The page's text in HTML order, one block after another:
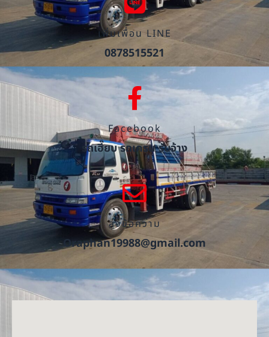
เพิ่มเพื่อน LINE
0878515521
Facebook
รถเฮี๊ยบ รถเครน รับจ้าง
ส่งข้อความ
Oraphan19988@gmail.com